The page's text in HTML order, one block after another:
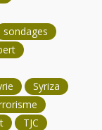
sondages
Syriza
TJC